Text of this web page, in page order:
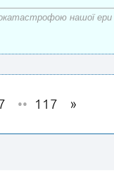
нашої ери
•• 117